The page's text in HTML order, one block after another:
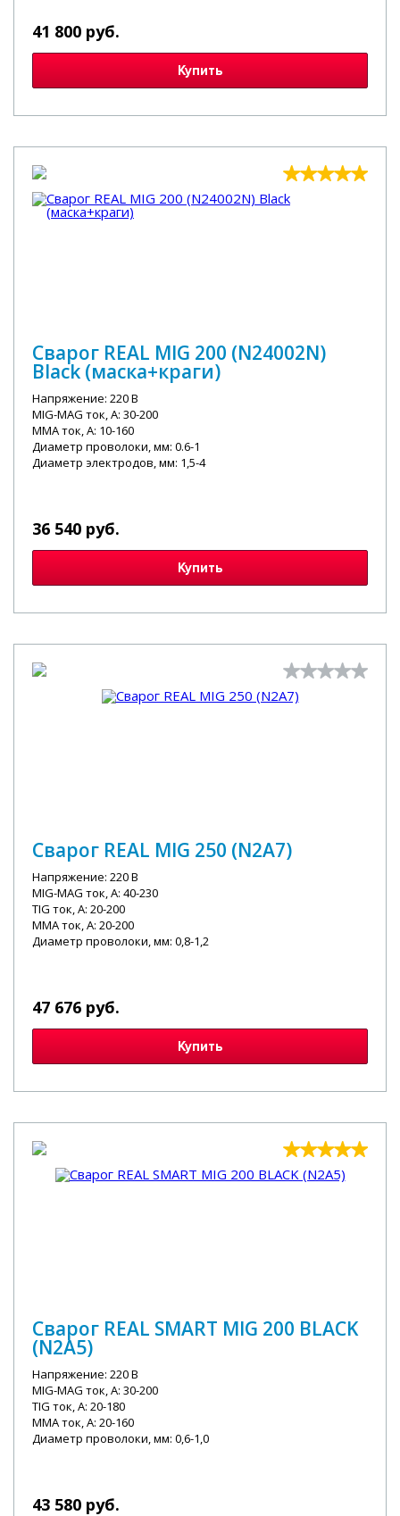
41 800 руб.
Купить
Сварог REAL MIG 200 (N24002N)
Black (маска+краги)
Напряжение: 220 В
MIG-MAG ток, А: 30-200
MMA ток, А: 10-160
Диаметр проволоки, мм: 0.6-1
Диаметр электродов, мм: 1,5-4
36 540 руб.
Купить
Сварог REAL MIG 250 (N2A7)
Напряжение: 220 В
MIG-MAG ток, А: 40-230
TIG ток, А: 20-200
MMA ток, А: 20-200
Диаметр проволоки, мм: 0,8-1,2
47 676 руб.
Купить
Сварог REAL SMART MIG 200 BLACK
(N2A5)
Напряжение: 220 В
MIG-MAG ток, А: 30-200
TIG ток, А: 20-180
MMA ток, А: 20-160
Диаметр проволоки, мм: 0,6-1,0
43 580 руб.